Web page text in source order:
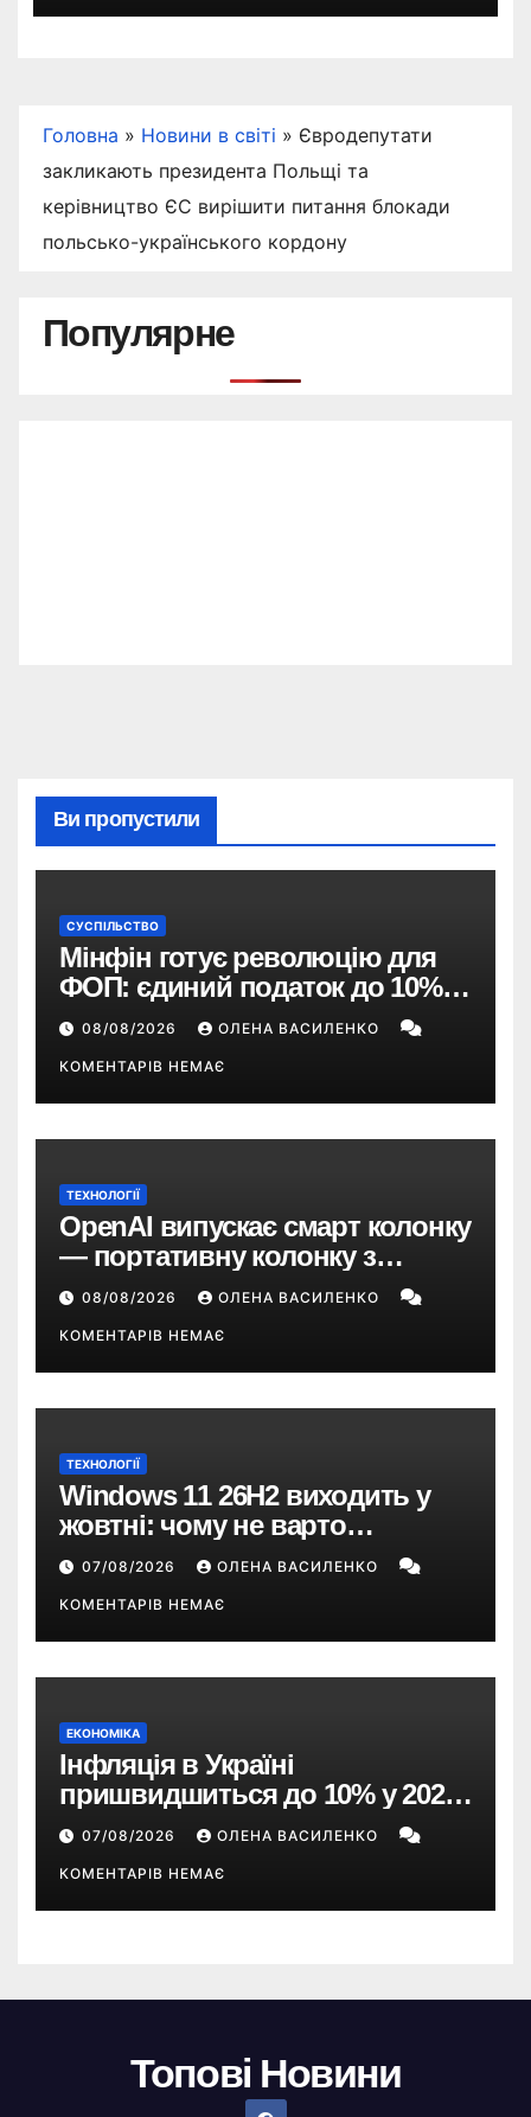
Головна » Новини в світі » Євродепутати
закликають президента Польщі та
керівництво ЄС вирішити питання блокади
польсько-українського кордону
Популярне
Ви пропустили
СУСПІЛЬСТВО
Мінфін готує революцію для
ФОП: єдиний податок до 10%,
ПДВ з 2028 року та перегляд 2-ї
групи
08/08/2026 ОЛЕНА ВАСИЛЕНКО
КОМЕНТАРІВ НЕМАЄ
ТЕХНОЛОГІЇ
OpenAI випускає смарт колонку
— портативну колонку з
ChatGPT, камерою та цінником
понад $300
08/08/2026 ОЛЕНА ВАСИЛЕНКО
КОМЕНТАРІВ НЕМАЄ
ТЕХНОЛОГІЇ
Windows 11 26H2 виходить у
жовтні: чому не варто
пропускати це оновлення
07/08/2026 ОЛЕНА ВАСИЛЕНКО
КОМЕНТАРІВ НЕМАЄ
ЕКОНОМІКА
Інфляція в Україні
пришвидшиться до 10% у 2026
році — прогноз НБУ
07/08/2026 ОЛЕНА ВАСИЛЕНКО
КОМЕНТАРІВ НЕМАЄ
Топові Новини